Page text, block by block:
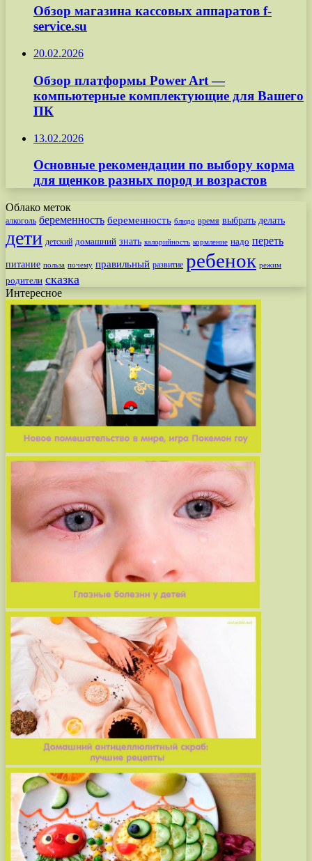
Обзор магазина кассовых аппаратов f-
service.su
20.02.2026
Обзор платформы Power Art —
компьютерные комплектующие для Вашего
ПК
13.02.2026
Основные рекомендации по выбору корма
для щенков разных пород и возрастов
Облако меток
алкоголь беременность беременность блюдо время выбрать делать
дети детский домашний знать калорийность кормление надо переть
питание польза почему правильный развитие ребенок режим
родители сказка
Интересное